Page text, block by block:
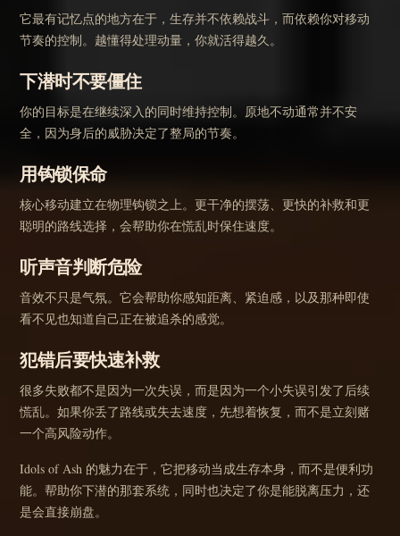
它最有记忆点的地方在于，生存并不依赖战斗，而依赖你对移动
节奏的控制。越懂得处理动量，你就活得越久。
下潜时不要僵住
你的目标是在继续深入的同时维持控制。原地不动通常并不安
全，因为身后的威胁决定了整局的节奏。
用钩锁保命
核心移动建立在物理钩锁之上。更干净的摆荡、更快的补救和更
聪明的路线选择，会帮助你在慌乱时保住速度。
听声音判断危险
音效不只是气氛。它会帮助你感知距离、紧迫感，以及那种即使
看不见也知道自己正在被追杀的感觉。
犯错后要快速补救
很多失败都不是因为一次失误，而是因为一个小失误引发了后续
慌乱。如果你丢了路线或失去速度，先想着恢复，而不是立刻赌
一个高风险动作。
Idols of Ash 的魅力在于，它把移动当成生存本身，而不是便利功
能。帮助你下潜的那套系统，同时也决定了你是能脱离压力，还
是会直接崩盘。